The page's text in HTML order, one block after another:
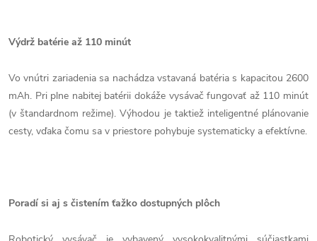
Výdrž batérie až 110 minút
Vo vnútri zariadenia sa nachádza vstavaná batéria s kapacitou 2600
mAh. Pri plne nabitej batérii dokáže vysávač fungovať až 110 minút
(v štandardnom režime). Výhodou je taktiež inteligentné plánovanie
cesty, vďaka čomu sa v priestore pohybuje systematicky a efektívne.
Poradí si aj s čistením ťažko dostupných plôch